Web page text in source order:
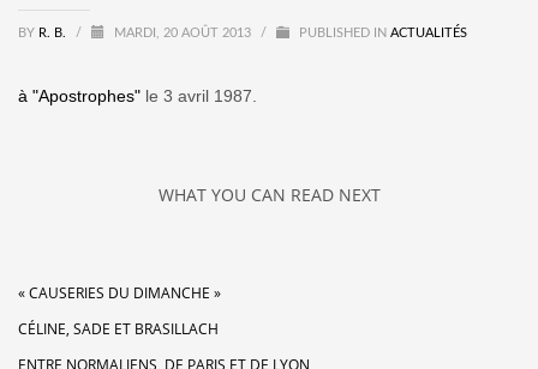
BY R. B. / MARDI, 20 AOÛT 2013 / PUBLISHED IN ACTUALITÉS
à "Apostrophes" le 3 avril 1987.
WHAT YOU CAN READ NEXT
« CAUSERIES DU DIMANCHE »
CÉLINE, SADE ET BRASILLACH
ENTRE NORMALIENS, DE PARIS ET DE LYON